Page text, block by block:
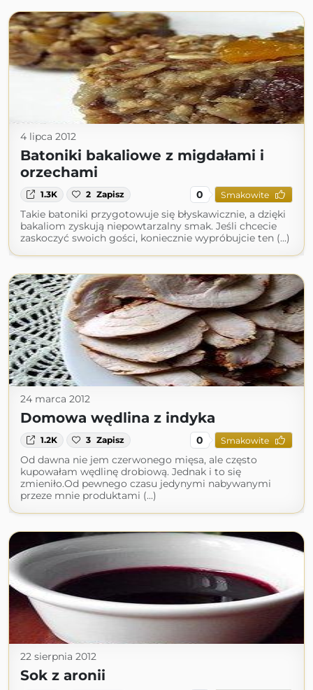
4 lipca 2012
Batoniki bakaliowe z migdałami i
orzechami
1.3K 2 Zapisz 0 Smakowite
Takie batoniki przygotowuje się błyskawicznie, a dzięki
bakaliom zyskują niepowtarzalny smak. Jeśli chcecie
zaskoczyć swoich gości, koniecznie wypróbujcie ten (...)
24 marca 2012
Domowa wędlina z indyka
1.2K 3 Zapisz 0 Smakowite
Od dawna nie jem czerwonego mięsa, ale często
kupowałam wędlinę drobiową. Jednak i to się
zmieniło.Od pewnego czasu jedynymi nabywanymi
przeze mnie produktami (...)
22 sierpnia 2012
Sok z aronii